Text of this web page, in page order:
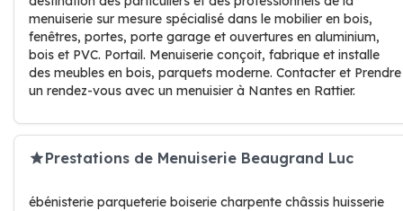
menuiserie sur mesure spécialisé dans le mobilier en bois,
fenêtres, portes, porte garage et ouvertures en aluminium,
bois et PVC. Portail. Menuiserie conçoit, fabrique et installe
des meubles en bois, parquets moderne. Contacter et Prendre
un rendez-vous avec un menuisier à Nantes en Rattier.
Prestations de Menuiserie Beaugrand Luc
ébénisterie parqueterie boiserie charpente châssis huisserie